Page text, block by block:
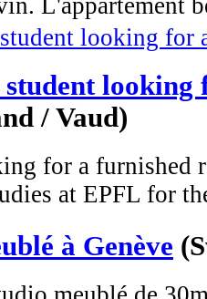
L'appartement
student looking
/ Vaud)
for a furnished
at EPFL for
à Genève